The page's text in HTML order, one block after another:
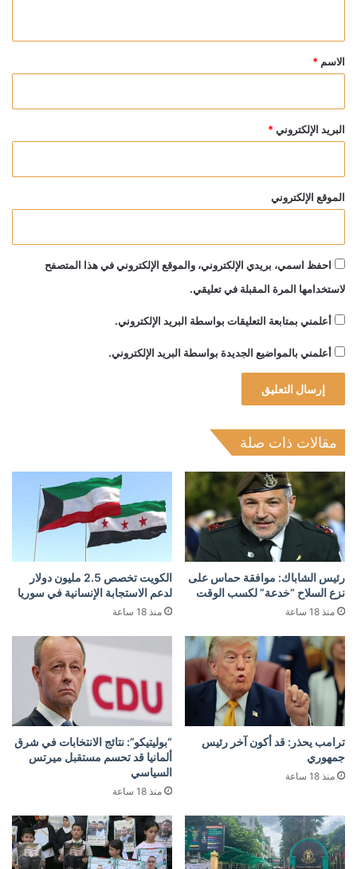
*
الاسم *
البريد الإلكتروني *
الموقع الإلكتروني
احفظ اسمي، بريدي الإلكتروني، والموقع الإلكتروني في هذا المتصفح
لاستخدامها المرة المقبلة في تعليقي.
أعلمني بمتابعة التعليقات بواسطة البريد الإلكتروني.
أعلمني بالمواضيع الجديدة بواسطة البريد الإلكتروني.
مقالات ذات صلة
رئيس الشاباك: موافقة حماس على
نزع السلاح “خدعة” لكسب الوقت
منذ 18 ساعة
الكويت تخصص 2.5 مليون دولار
لدعم الاستجابة الإنسانية في سوريا
منذ 18 ساعة
ترامب يحذر: قد أكون آخر رئيس
جمهوري
منذ 18 ساعة
“بوليتيكو”: نتائج الانتخابات في شرق
ألمانيا قد تحسم مستقبل ميرتس
السياسي
منذ 18 ساعة